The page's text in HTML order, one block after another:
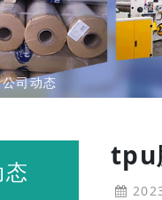
公司动态
tpu